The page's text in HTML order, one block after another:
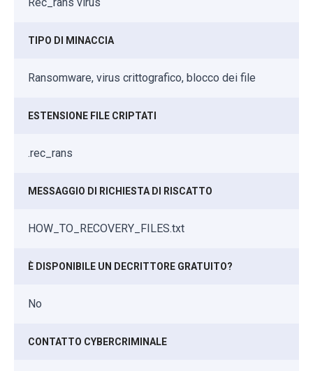
TIPO DI MINACCIA
Ransomware, virus crittografico, blocco dei file
ESTENSIONE FILE CRIPTATI
.rec_rans
MESSAGGIO DI RICHIESTA DI RISCATTO
HOW_TO_RECOVERY_FILES.txt
È DISPONIBILE UN DECRITTORE GRATUITO?
No
CONTATTO CYBERCRIMINALE